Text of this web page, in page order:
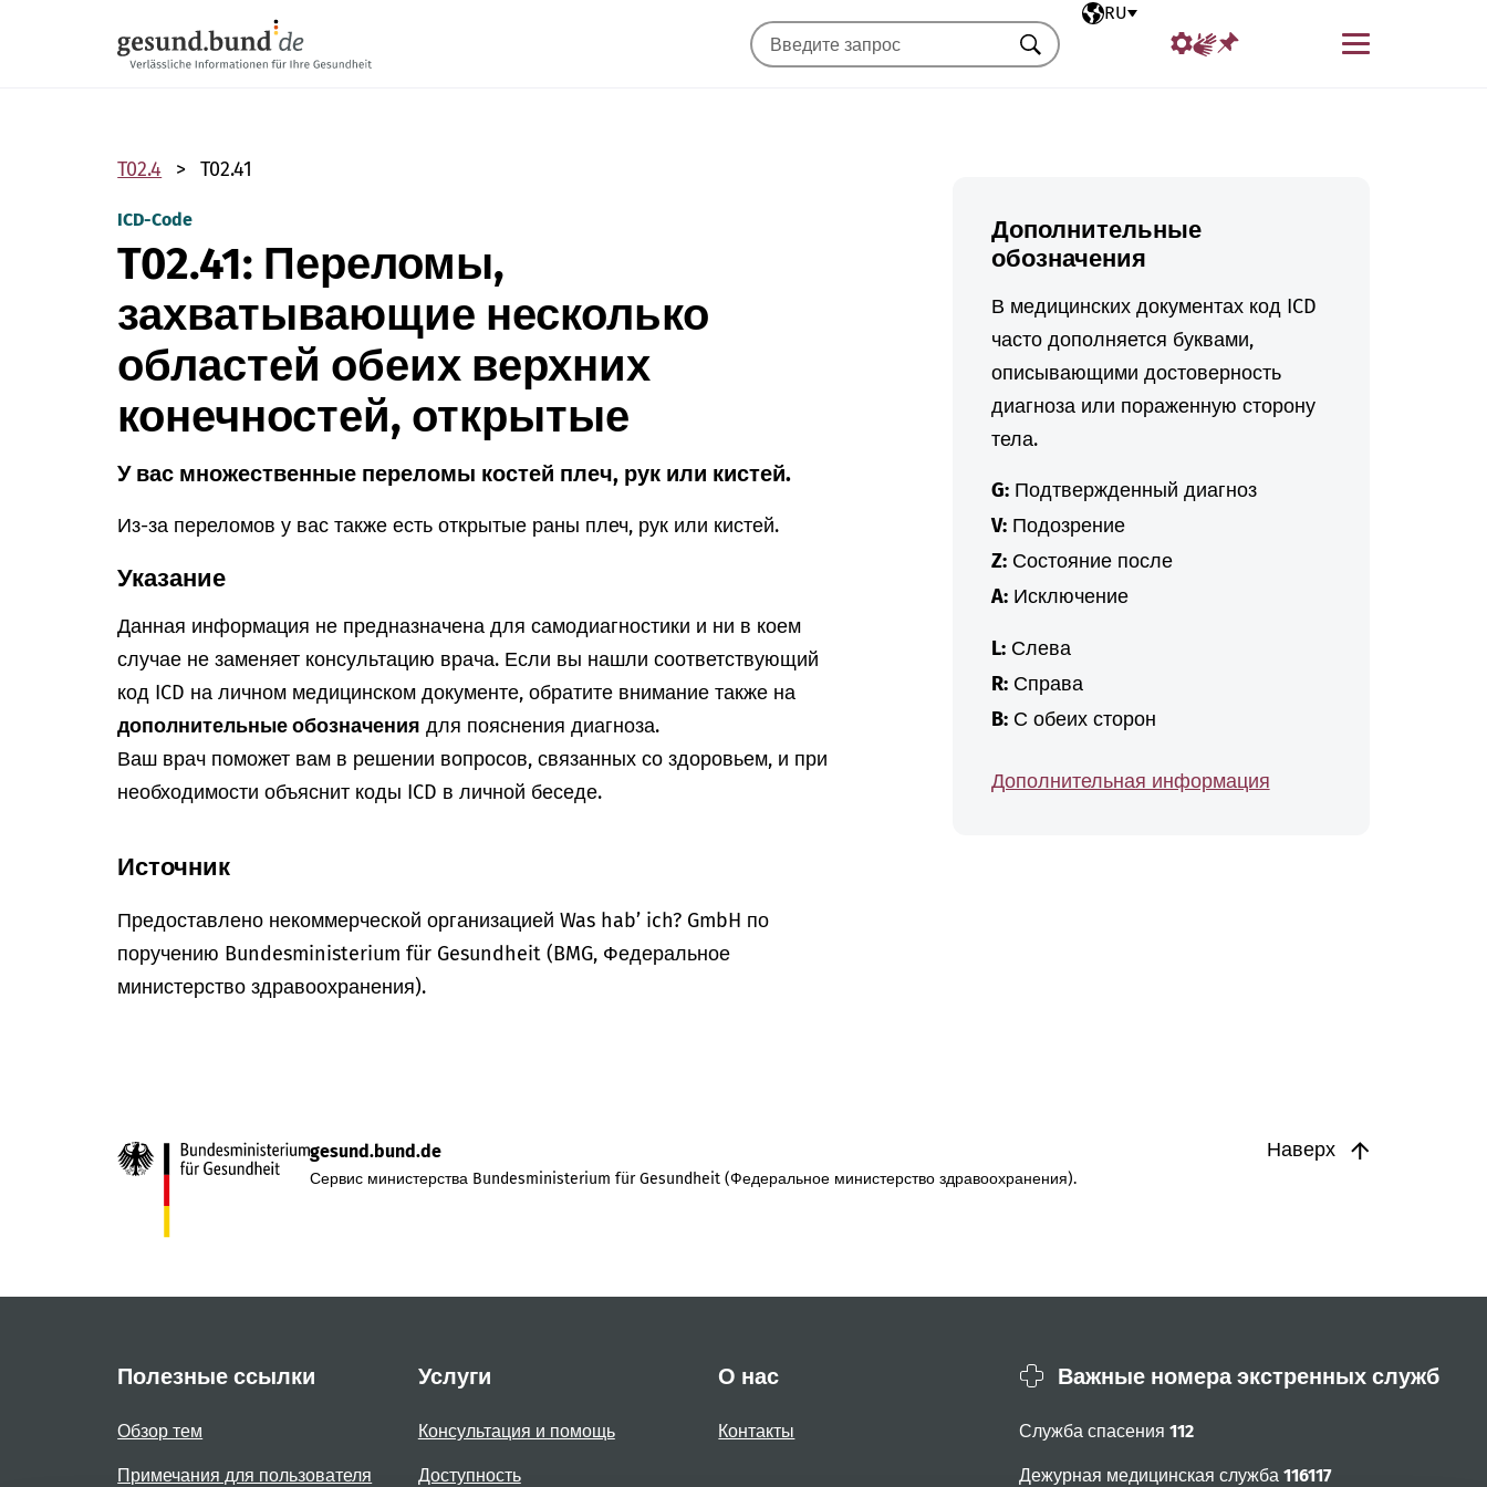
Выбранный язык
RU
Меню
Искать
T02.4 T02.41
ICD-Code
T02.41: Переломы,
захватывающие несколько
областей обеих верхних
конечностей, открытые
У вас множественные переломы костей плеч, рук или кистей.
Из-за переломов у вас также есть открытые раны плеч, рук или кистей.
Указание
Данная информация не предназначена для самодиагностики и ни в коем
случае не заменяет консультацию врача. Если вы нашли соответствующий
код ICD на личном медицинском документе, обратите внимание также на
дополнительные обозначения для пояснения диагноза.
Ваш врач поможет вам в решении вопросов, связанных со здоровьем, и при
необходимости объяснит коды ICD в личной беседе.
Источник
Предоставлено некоммерческой организацией Was hab’ ich? GmbH по
поручению Bundesministerium für Gesundheit (BMG, Федеральное
министерство здравоохранения).
Дополнительные
обозначения
В медицинских документах код ICD
часто дополняется буквами,
описывающими достоверность
диагноза или пораженную сторону
тела.
G:Подтвержденный диагноз
V:Подозрение
Z:Состояние после
A:Исключение
L:Слева
R:Справа
B:С обеих сторон
Дополнительная информация
Наверх
gesund.bund.de
Сервис министерства Bundesministerium für Gesundheit (Федеральное министерство здравоохранения).
Полезные ссылки
Обзор тем
Примечания для пользователя
Услуги
Консультация и помощь
Доступность
О нас
Контакты
Важные номера экстренных служб
Служба спасения 112
Дежурная медицинская служба 116117